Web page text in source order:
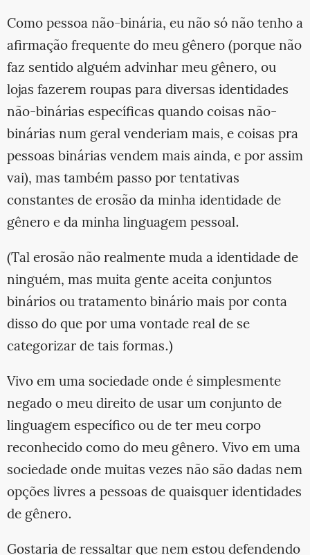
Como pessoa não-binária, eu não só não tenho a
afirmação frequente do meu gênero (porque não
faz sentido alguém advinhar meu gênero, ou
lojas fazerem roupas para diversas identidades
não-binárias específicas quando coisas não-
binárias num geral venderiam mais, e coisas pra
pessoas binárias vendem mais ainda, e por assim
vai), mas também passo por tentativas
constantes de erosão da minha identidade de
gênero e da minha linguagem pessoal.
(Tal erosão não realmente muda a identidade de
ninguém, mas muita gente aceita conjuntos
binários ou tratamento binário mais por conta
disso do que por uma vontade real de se
categorizar de tais formas.)
Vivo em uma sociedade onde é simplesmente
negado o meu direito de usar um conjunto de
linguagem específico ou de ter meu corpo
reconhecido como do meu gênero. Vivo em uma
sociedade onde muitas vezes não são dadas nem
opções livres a pessoas de quaisquer identidades
de gênero.
Gostaria de ressaltar que nem estou defendendo